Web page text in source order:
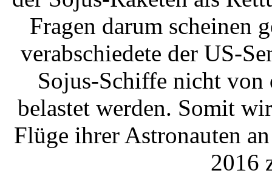
Fragen darum scheinen
verabschiedete der US-
Sojus-Schiffe nicht von
belastet werden. Somit
Flüge ihrer Astronauten
2016